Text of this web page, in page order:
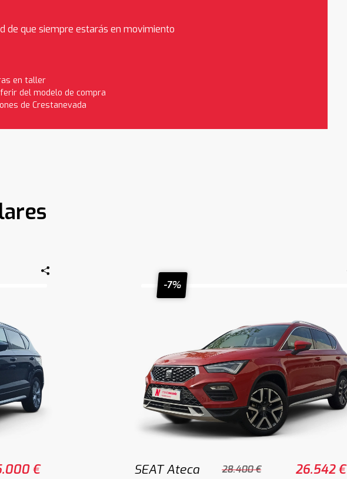
de que siempre estarás en movimiento
en taller
del modelo de compra
de Crestanevada
€
-7%
SEAT Ateca 28.400 € 26.542 €